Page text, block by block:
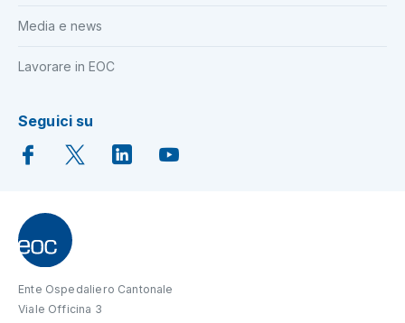
Media e news
Lavorare in EOC
Seguici su
Ente Ospedaliero Cantonale
Viale Officina 3